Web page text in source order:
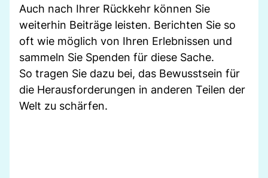
Auch nach Ihrer Rückkehr können Sie
weiterhin Beiträge leisten. Berichten Sie so
oft wie möglich von Ihren Erlebnissen und
sammeln Sie Spenden für diese Sache.
So tragen Sie dazu bei, das Bewusstsein für
die Herausforderungen in anderen Teilen der
Welt zu schärfen.